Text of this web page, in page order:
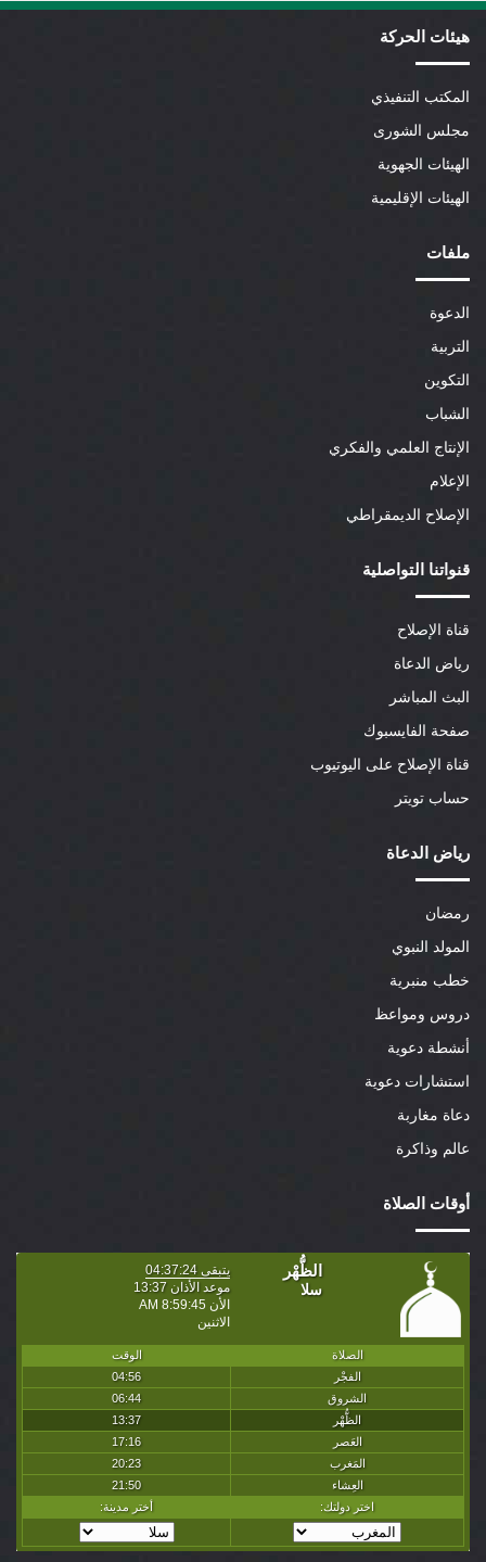
هيئات الحركة
المكتب التنفيذي
مجلس الشورى
الهيئات الجهوية
الهيئات الإقليمية
ملفات
الدعوة
التربية
التكوين
الشباب
الإنتاج العلمي والفكري
الإعلام
الإصلاح الديمقراطي
قنواتنا التواصلية
قناة الإصلاح
رياض الدعاة
البث المباشر
صفحة الفايسبوك
قناة الإصلاح على اليوتيوب
حساب تويتر
رياض الدعاة
رمضان
المولد النبوي
خطب منبرية
دروس ومواعظ
أنشطة دعوية
استشارات دعوية
دعاة مغاربة
عالم وذاكرة
أوقات الصلاة